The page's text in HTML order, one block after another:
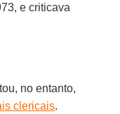
e criticava
no entanto,
clericais.